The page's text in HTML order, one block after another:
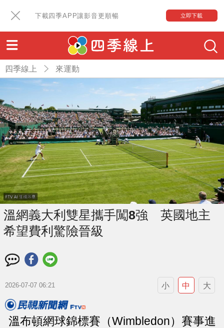
下載四季APP讓影音更順暢 立即下載
四季線上 來運動
溫網義大利雙星攜手闖8強 英國地主
希望費利驚險晉級
2026-07-07 06:21 小 中 大
溫布頓網球錦標賽（Wimbledon）賽事進